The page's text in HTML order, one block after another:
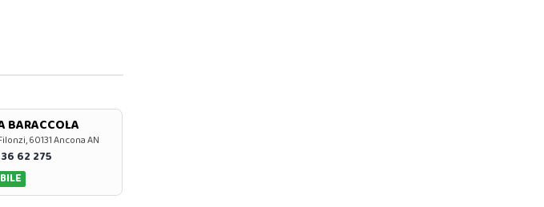
BARACCOLA
60131 Ancona AN
62 275